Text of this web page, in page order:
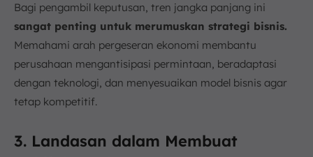
Bagi pengambil keputusan, tren jangka panjang ini
sangat penting untuk merumuskan strategi bisnis.
Memahami arah pergeseran ekonomi membantu
perusahaan mengantisipasi permintaan, beradaptasi
dengan teknologi, dan menyesuaikan model bisnis agar
tetap kompetitif.
3. Landasan dalam Membuat